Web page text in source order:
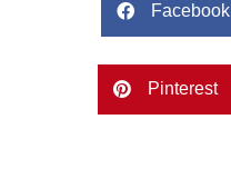
Facebook
Pinterest